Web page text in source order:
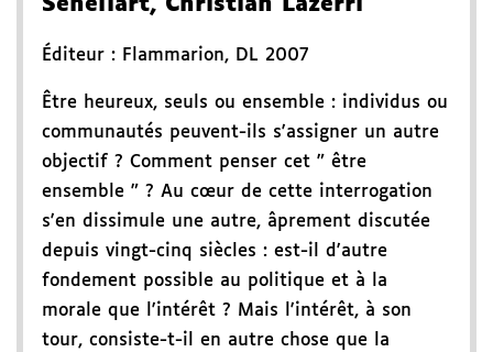
Senellart, Christian Lazerri
Éditeur : Flammarion, DL 2007
Être heureux, seuls ou ensemble : individus ou
communautés peuvent-ils s'assigner un autre
objectif ? Comment penser cet " être
ensemble " ? Au cœur de cette interrogation
s'en dissimule une autre, âprement discutée
depuis vingt-cinq siècles : est-il d'autre
fondement possible au politique et à la
morale que l'intérêt ? Mais l'intérêt, à son
tour, consiste-t-il en autre chose que la